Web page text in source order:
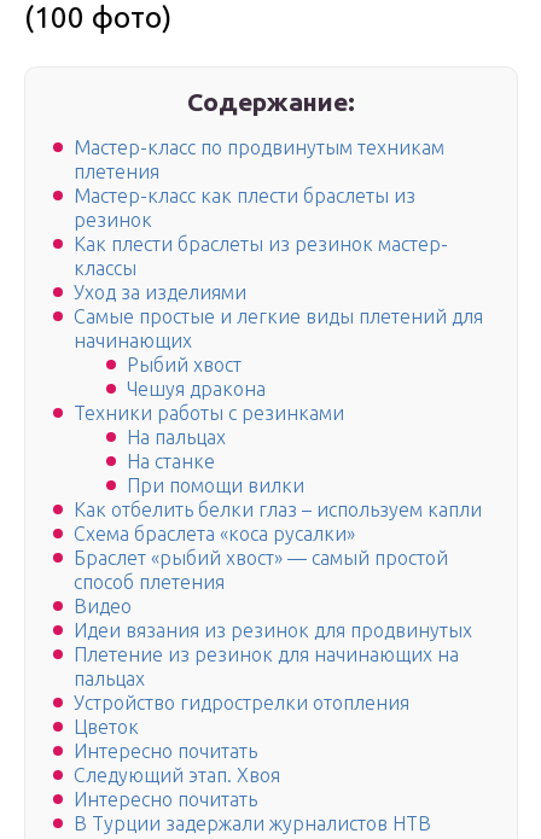
(100 фото)
Содержание:
Мастер-класс по продвинутым техникам
плетения
Мастер-класс как плести браслеты из
резинок
Как плести браслеты из резинок мастер-
классы
Уход за изделиями
Самые простые и легкие виды плетений для
начинающих
Рыбий хвост
Чешуя дракона
Техники работы с резинками
На пальцах
На станке
При помощи вилки
Как отбелить белки глаз – используем капли
Схема браслета «коса русалки»
Браслет «рыбий хвост» — самый простой
способ плетения
Видео
Идеи вязания из резинок для продвинутых
Плетение из резинок для начинающих на
пальцах
Устройство гидрострелки отопления
Цветок
Интересно почитать
Следующий этап. Хвоя
Интересно почитать
В Турции задержали журналистов НТВ